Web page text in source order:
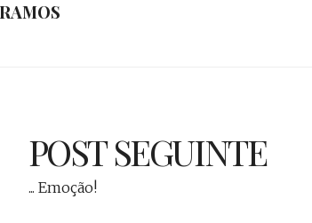
POST SEGUINTE
... Emoção!